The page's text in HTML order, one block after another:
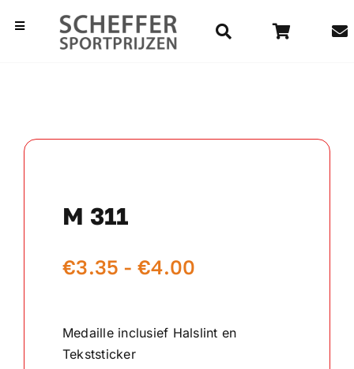
naarToggle
Navigation
Medailles
Kampioensschalen
Rozetten
M 311
€3.35 - €4.00
€4.00
Medaille inclusief Halslint en
Tekststicker